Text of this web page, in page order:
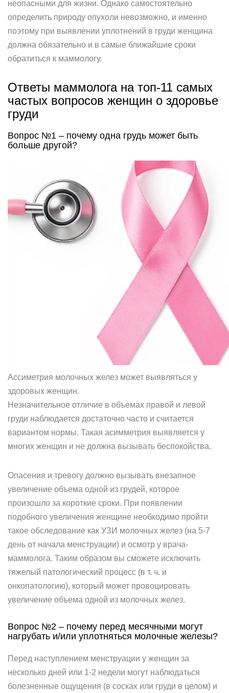
неопасными для жизни. Однако самостоятельно
определить природу опухоли невозможно, и именно
поэтому при выявлении уплотнений в груди женщина
должна обязательно и в самые ближайшие сроки
обратиться к маммологу.
Ответы маммолога на топ-11 самых
частых вопросов женщин о здоровье
груди
Вопрос №1 – почему одна грудь может быть
больше другой?
Ассиметрия молочных желез может выявляться у
здоровых женщин.
Незначительное отличие в объемах правой и левой
груди наблюдается достаточно часто и считается
вариантом нормы. Такая асимметрия выявляется у
многих женщин и не должна вызывать беспокойства.
Опасения и тревогу должно вызывать внезапное
увеличение объема одной из грудей, которое
произошло за короткие сроки. При появлении
подобного увеличения женщине необходимо пройти
такое обследование как УЗИ молочных желез (на 5-7
день от начала менструации) и осмотр у врача-
маммолога. Таким образом вы сможете исключить
тяжелый патологический процесс (в т. ч. и
онкопатологию), который может провоцировать
увеличение объема одной из молочных желез.
Вопрос №2 – почему перед месячными могут
нагрубать и/или уплотняться молочные железы?
Перед наступлением менструации у женщин за
несколько дней или 1-2 недели могут наблюдаться
болезненные ощущения (в сосках или груди в целом) и